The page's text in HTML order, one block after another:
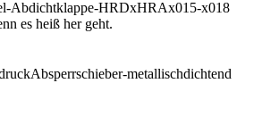
es heiß her geht.